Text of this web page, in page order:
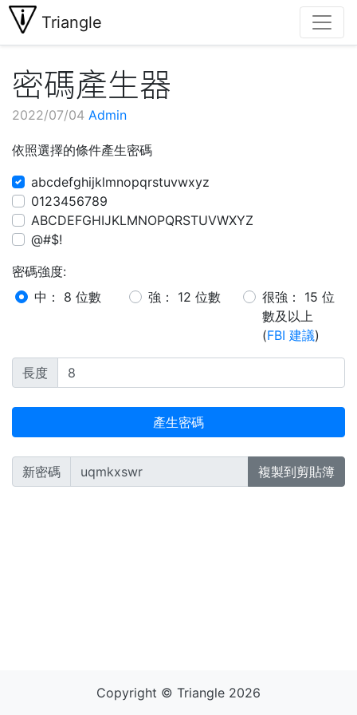
Triangle
密碼產生器
2022/07/04 Admin
依照選擇的條件產生密碼
abcdefghijklmnopqrstuvwxyz
0123456789
ABCDEFGHIJKLMNOPQRSTUVWXYZ
@#$!
密碼強度:
中： 8 位數
強： 12 位數
很強： 15 位
數及以上
(FBI 建議)
長度
產生密碼
新密碼 複製到剪貼簿
Copyright © Triangle 2026